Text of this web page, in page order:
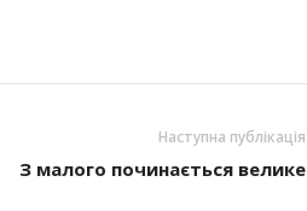
Наступна публікація
З малого починається велике